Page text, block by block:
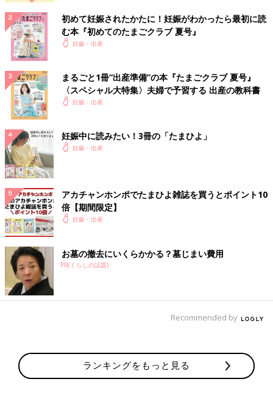
初めて妊娠されたかたに！妊娠がわかったら最初に読
む本『初めてのたまごクラブ 夏号』
妊娠・出産
まるごと1冊“出産準備”の本『たまごクラブ 夏号』
〈スペシャル大特集〉夫婦で予習する 出産の教科書
妊娠・出産
妊娠中に読みたい！3冊の「たまひよ」
妊娠・出産
アカチャンホンポでたまひよ雑誌を買うとポイント10
倍【期間限定】
妊娠・出産
お墓の撤去にいくらかかる？墓じまい費用
PR(くらしの話題)
Recommended by
ランキングをもっと見る